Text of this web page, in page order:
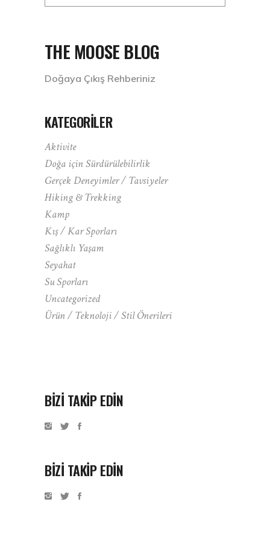
THE MOOSE BLOG
Doğaya Çıkış Rehberiniz
KATEGORILER
Aktivite
Doğa için Sürdürülebilirlik
Gerçek Deneyimler / Tavsiyeler
Hiking & Trekking
Kamp
Kış / Kar Sporları
Sağlıklı Yaşam
Seyahat
Su Sporları
Uncategorized
Ürün / Teknoloji / Stil Önerileri
BIZI TAKIP EDIN
BİZİ TAKİP EDİN